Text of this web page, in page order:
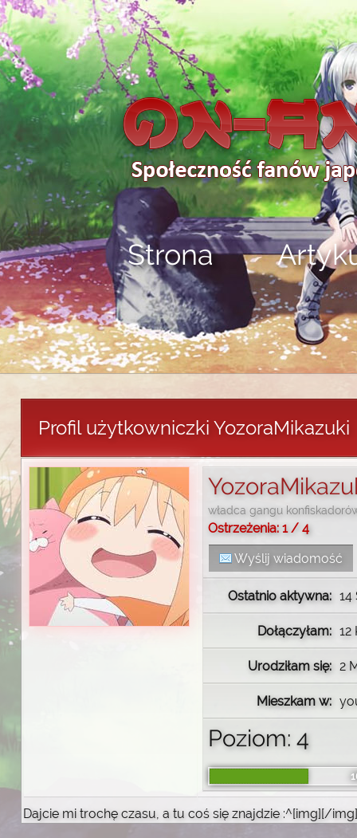
Strona
Profil użytkowniczki YozoraMikazuki
władca gangu
Ostrzeżenia: 1 / 4
Wyślij wiadomość
Ostatnio aktywna: 14
Dołączyłam: 12
Urodziłam się: 2
Mieszkam w:
Poziom: 4
Dajcie mi trochę czasu, a tu coś się znajdzie :^[img][/img]